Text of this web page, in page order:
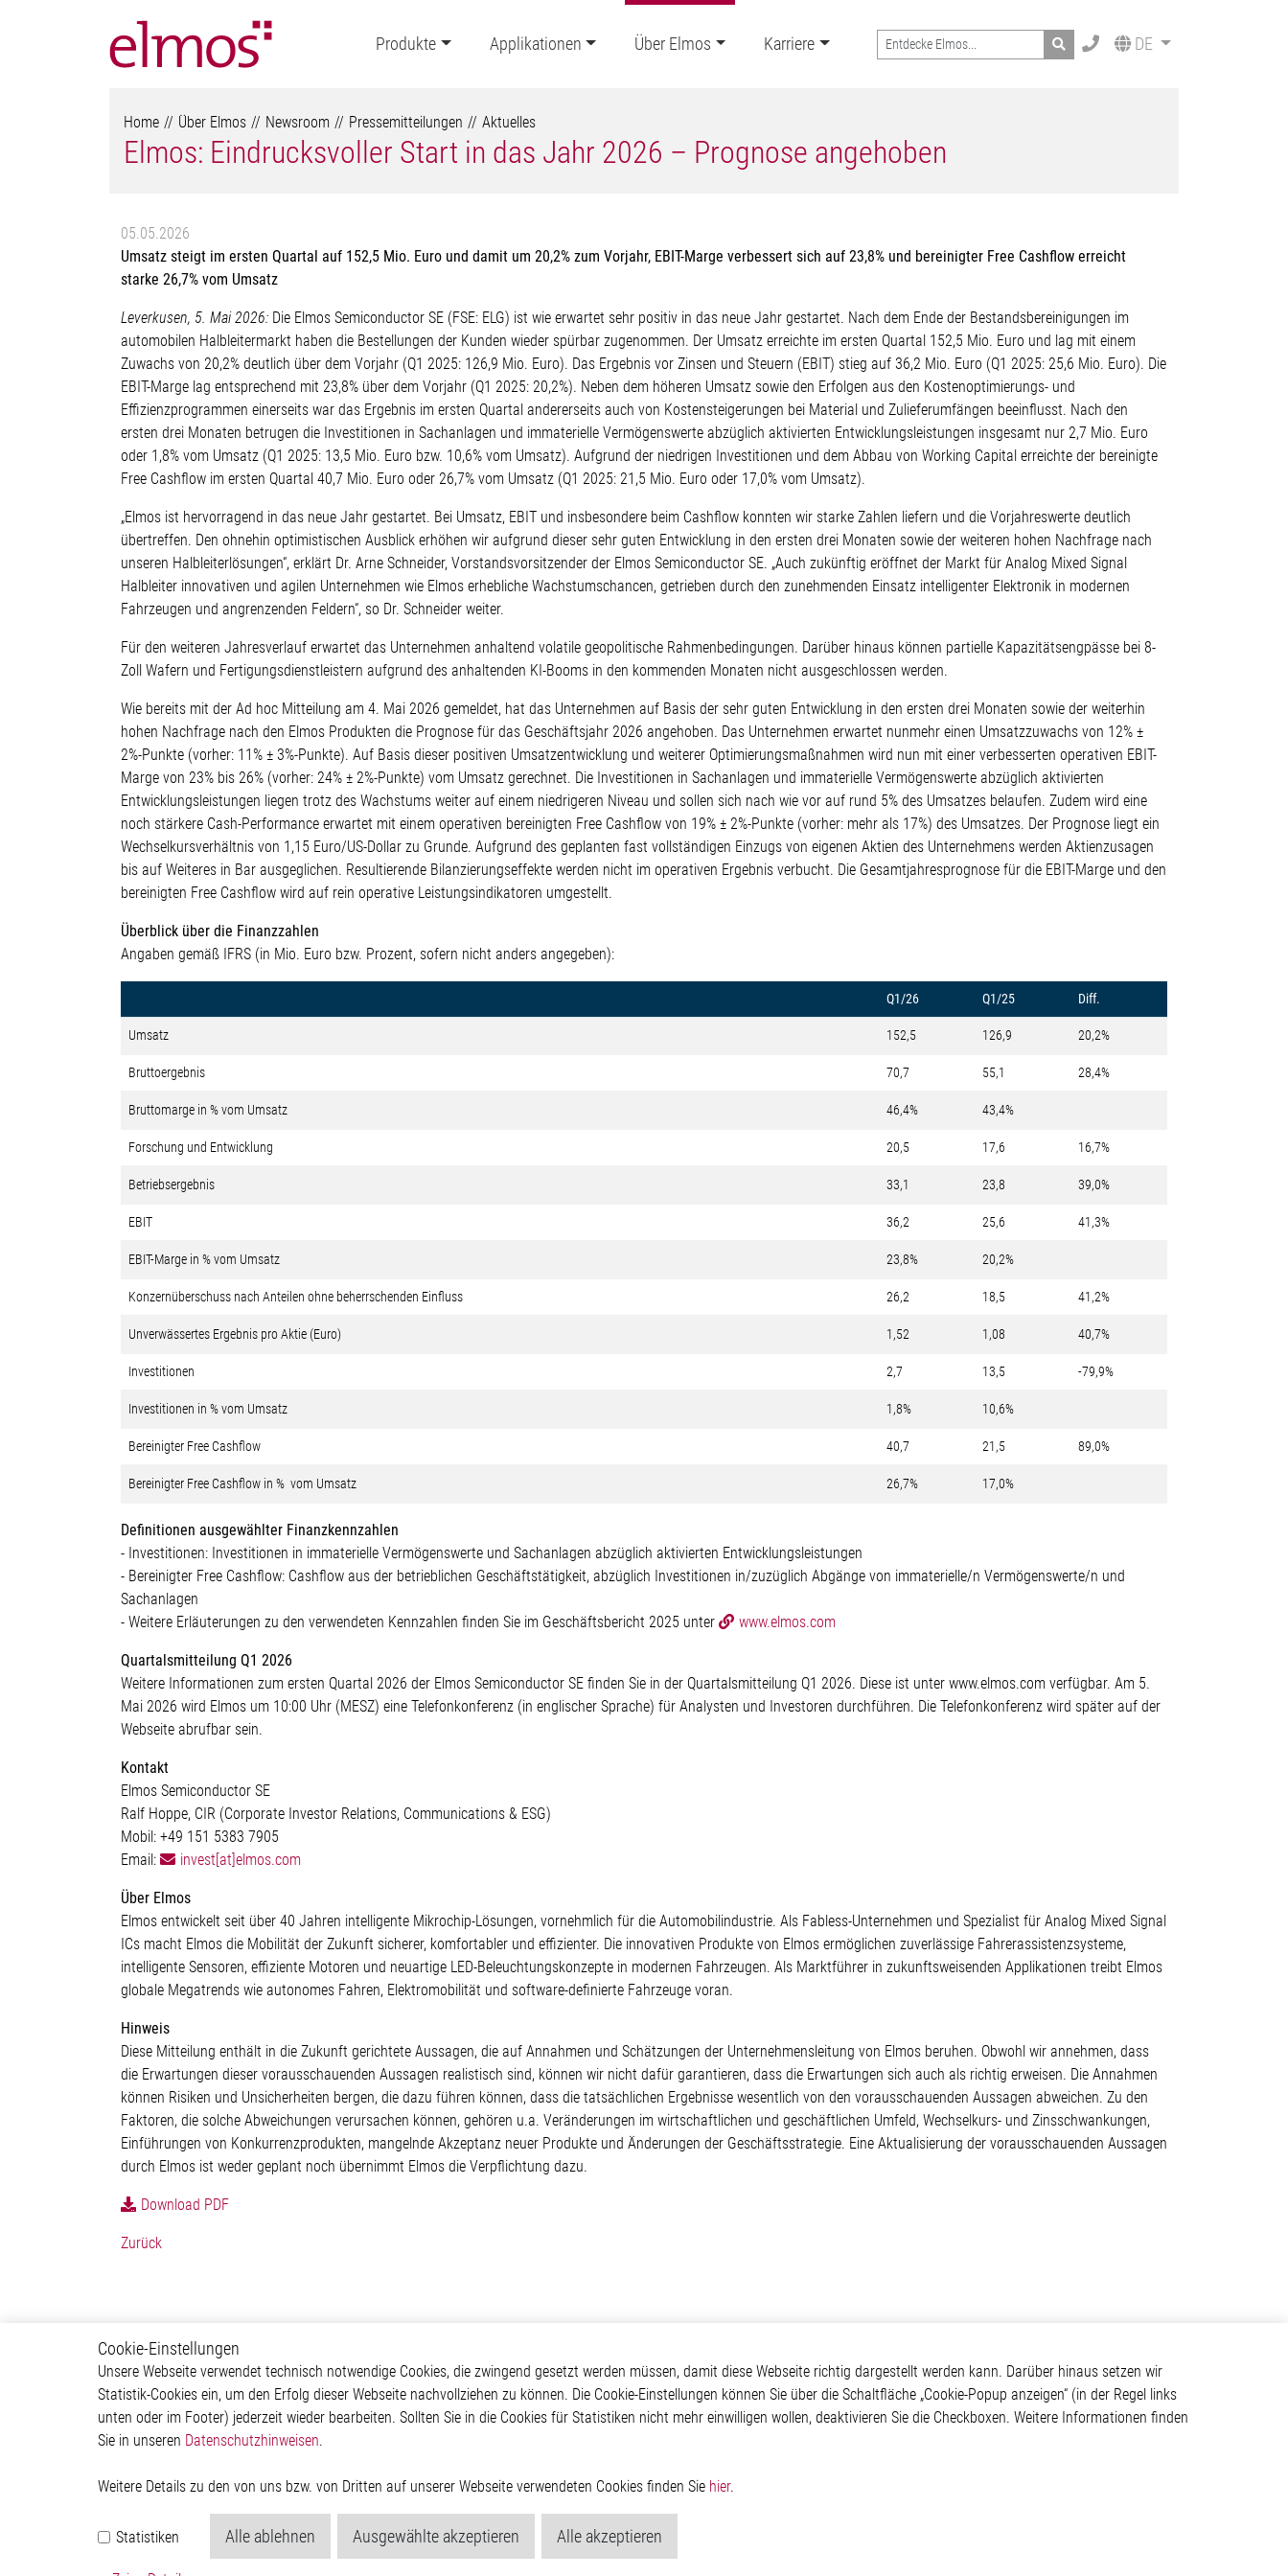
Produkte Applikationen Über Elmos Karriere Search DE
Home Über Elmos Newsroom Pressemitteilungen Aktuelles
Elmos: Eindrucksvoller Start in das Jahr 2026 – Prognose angehoben
05.05.2026
Umsatz steigt im ersten Quartal auf 152,5 Mio. Euro und damit um 20,2% zum Vorjahr, EBIT-Marge verbessert sich auf 23,8% und bereinigter Free Cashflow erreicht
starke 26,7% vom Umsatz
Leverkusen, 5. Mai 2026: Die Elmos Semiconductor SE (FSE: ELG) ist wie erwartet sehr positiv in das neue Jahr gestartet. Nach dem Ende der Bestandsbereinigungen im
automobilen Halbleitermarkt haben die Bestellungen der Kunden wieder spürbar zugenommen. Der Umsatz erreichte im ersten Quartal 152,5 Mio. Euro und lag mit einem
Zuwachs von 20,2% deutlich über dem Vorjahr (Q1 2025: 126,9 Mio. Euro). Das Ergebnis vor Zinsen und Steuern (EBIT) stieg auf 36,2 Mio. Euro (Q1 2025: 25,6 Mio. Euro). Die
EBIT-Marge lag entsprechend mit 23,8% über dem Vorjahr (Q1 2025: 20,2%). Neben dem höheren Umsatz sowie den Erfolgen aus den Kostenoptimierungs- und
Effizienzprogrammen einerseits war das Ergebnis im ersten Quartal andererseits auch von Kostensteigerungen bei Material und Zulieferumfängen beeinflusst. Nach den
ersten drei Monaten betrugen die Investitionen in Sachanlagen und immaterielle Vermögenswerte abzüglich aktivierten Entwicklungsleistungen insgesamt nur 2,7 Mio. Euro
oder 1,8% vom Umsatz (Q1 2025: 13,5 Mio. Euro bzw. 10,6% vom Umsatz). Aufgrund der niedrigen Investitionen und dem Abbau von Working Capital erreichte der bereinigte
Free Cashflow im ersten Quartal 40,7 Mio. Euro oder 26,7% vom Umsatz (Q1 2025: 21,5 Mio. Euro oder 17,0% vom Umsatz).
„Elmos ist hervorragend in das neue Jahr gestartet. Bei Umsatz, EBIT und insbesondere beim Cashflow konnten wir starke Zahlen liefern und die Vorjahreswerte deutlich
übertreffen. Den ohnehin optimistischen Ausblick erhöhen wir aufgrund dieser sehr guten Entwicklung in den ersten drei Monaten sowie der weiteren hohen Nachfrage nach
unseren Halbleiterlösungen“, erklärt Dr. Arne Schneider, Vorstandsvorsitzender der Elmos Semiconductor SE. „Auch zukünftig eröffnet der Markt für Analog Mixed Signal
Halbleiter innovativen und agilen Unternehmen wie Elmos erhebliche Wachstumschancen, getrieben durch den zunehmenden Einsatz intelligenter Elektronik in modernen
Fahrzeugen und angrenzenden Feldern“, so Dr. Schneider weiter.
Für den weiteren Jahresverlauf erwartet das Unternehmen anhaltend volatile geopolitische Rahmenbedingungen. Darüber hinaus können partielle Kapazitätsengpässe bei 8-
Zoll Wafern und Fertigungsdienstleistern aufgrund des anhaltenden KI-Booms in den kommenden Monaten nicht ausgeschlossen werden.
Wie bereits mit der Ad hoc Mitteilung am 4. Mai 2026 gemeldet, hat das Unternehmen auf Basis der sehr guten Entwicklung in den ersten drei Monaten sowie der weiterhin
hohen Nachfrage nach den Elmos Produkten die Prognose für das Geschäftsjahr 2026 angehoben. Das Unternehmen erwartet nunmehr einen Umsatzzuwachs von 12% ±
2%-Punkte (vorher: 11% ± 3%-Punkte). Auf Basis dieser positiven Umsatzentwicklung und weiterer Optimierungsmaßnahmen wird nun mit einer verbesserten operativen EBIT-
Marge von 23% bis 26% (vorher: 24% ± 2%-Punkte) vom Umsatz gerechnet. Die Investitionen in Sachanlagen und immaterielle Vermögenswerte abzüglich aktivierten
Entwicklungsleistungen liegen trotz des Wachstums weiter auf einem niedrigeren Niveau und sollen sich nach wie vor auf rund 5% des Umsatzes belaufen. Zudem wird eine
noch stärkere Cash-Performance erwartet mit einem operativen bereinigten Free Cashflow von 19% ± 2%-Punkte (vorher: mehr als 17%) des Umsatzes. Der Prognose liegt ein
Wechselkursverhältnis von 1,15 Euro/US-Dollar zu Grunde. Aufgrund des geplanten fast vollständigen Einzugs von eigenen Aktien des Unternehmens werden Aktienzusagen
bis auf Weiteres in Bar ausgeglichen. Resultierende Bilanzierungseffekte werden nicht im operativen Ergebnis verbucht. Die Gesamtjahresprognose für die EBIT-Marge und den
bereinigten Free Cashflow wird auf rein operative Leistungsindikatoren umgestellt.
Überblick über die Finanzzahlen
Angaben gemäß IFRS (in Mio. Euro bzw. Prozent, sofern nicht anders angegeben):
Q1/26 Q1/25 Diff.
Umsatz 152,5 126,9 20,2%
Bruttoergebnis 70,7 55,1 28,4%
Bruttomarge in % vom Umsatz 46,4% 43,4%
Forschung und Entwicklung 20,5 17,6 16,7%
Betriebsergebnis 33,1 23,8 39,0%
EBIT 36,2 25,6 41,3%
EBIT-Marge in % vom Umsatz 23,8% 20,2%
Konzernüberschuss nach Anteilen ohne beherrschenden Einfluss 26,2 18,5 41,2%
Unverwässertes Ergebnis pro Aktie (Euro) 1,52 1,08 40,7%
Investitionen 2,7 13,5 -79,9%
Investitionen in % vom Umsatz 1,8% 10,6%
Bereinigter Free Cashflow 40,7 21,5 89,0%
Bereinigter Free Cashflow in % vom Umsatz 26,7% 17,0%
Definitionen ausgewählter Finanzkennzahlen
- Investitionen: Investitionen in immaterielle Vermögenswerte und Sachanlagen abzüglich aktivierten Entwicklungsleistungen
- Bereinigter Free Cashflow: Cashflow aus der betrieblichen Geschäftstätigkeit, abzüglich Investitionen in/zuzüglich Abgänge von immaterielle/n Vermögenswerte/n und
Sachanlagen
- Weitere Erläuterungen zu den verwendeten Kennzahlen finden Sie im Geschäftsbericht 2025 unter
www.elmos.com
Quartalsmitteilung Q1 2026
Weitere Informationen zum ersten Quartal 2026 der Elmos Semiconductor SE finden Sie in der Quartalsmitteilung Q1 2026. Diese ist unter www.elmos.com verfügbar. Am 5.
Mai 2026 wird Elmos um 10:00 Uhr (MESZ) eine Telefonkonferenz (in englischer Sprache) für Analysten und Investoren durchführen. Die Telefonkonferenz wird später auf der
Webseite abrufbar sein.
Kontakt
Elmos Semiconductor SE
Ralf Hoppe, CIR (Corporate Investor Relations, Communications & ESG)
Mobil: +49 151 5383 7905
Email:
invest[at]elmos.com
Über Elmos
Elmos entwickelt seit über 40 Jahren intelligente Mikrochip-Lösungen, vornehmlich für die Automobilindustrie. Als Fabless-Unternehmen und Spezialist für Analog Mixed Signal
ICs macht Elmos die Mobilität der Zukunft sicherer, komfortabler und effizienter. Die innovativen Produkte von Elmos ermöglichen zuverlässige Fahrerassistenzsysteme,
intelligente Sensoren, effiziente Motoren und neuartige LED-Beleuchtungskonzepte in modernen Fahrzeugen. Als Marktführer in zukunftsweisenden Applikationen treibt Elmos
globale Megatrends wie autonomes Fahren, Elektromobilität und software-definierte Fahrzeuge voran.
Hinweis
Diese Mitteilung enthält in die Zukunft gerichtete Aussagen, die auf Annahmen und Schätzungen der Unternehmensleitung von Elmos beruhen. Obwohl wir annehmen, dass
die Erwartungen dieser vorausschauenden Aussagen realistisch sind, können wir nicht dafür garantieren, dass die Erwartungen sich auch als richtig erweisen. Die Annahmen
können Risiken und Unsicherheiten bergen, die dazu führen können, dass die tatsächlichen Ergebnisse wesentlich von den vorausschauenden Aussagen abweichen. Zu den
Faktoren, die solche Abweichungen verursachen können, gehören u.a. Veränderungen im wirtschaftlichen und geschäftlichen Umfeld, Wechselkurs- und Zinsschwankungen,
Einführungen von Konkurrenzprodukten, mangelnde Akzeptanz neuer Produkte und Änderungen der Geschäftsstrategie. Eine Aktualisierung der vorausschauenden Aussagen
durch Elmos ist weder geplant noch übernimmt Elmos die Verpflichtung dazu.
Download PDF
Zurück
Newsroom
Pressemitteilungen
Events
Mediathek
Über Elmos
Unternehmen
Investor
Applikationen
Automotive
Our Solutions
Weitere Links
Glossar
Kontakt
Kontakt
Elmos Semiconductor SE
Werkstättenstraße 18
Cookie-Einstellungen
Unsere Webseite verwendet technisch notwendige Cookies, die zwingend gesetzt werden müssen, damit diese Webseite richtig dargestellt werden kann. Darüber hinaus setzen wir
Statistik-Cookies ein, um den Erfolg dieser Webseite nachvollziehen zu können. Die Cookie-Einstellungen können Sie über die Schaltfläche „Cookie-Popup anzeigen“ (in der Regel links
unten oder im Footer) jederzeit wieder bearbeiten. Sollten Sie in die Cookies für Statistiken nicht mehr einwilligen wollen, deaktivieren Sie die Checkboxen. Weitere Informationen finden
Sie in unseren Datenschutzhinweisen.
Weitere Details zu den von uns bzw. von Dritten auf unserer Webseite verwendeten Cookies finden Sie hier.
Statistiken Alle ablehnen Ausgewählte akzeptieren Alle akzeptieren